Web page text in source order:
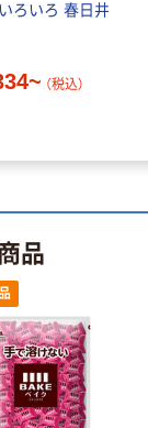
ろいろ 春日井
（税込）
品